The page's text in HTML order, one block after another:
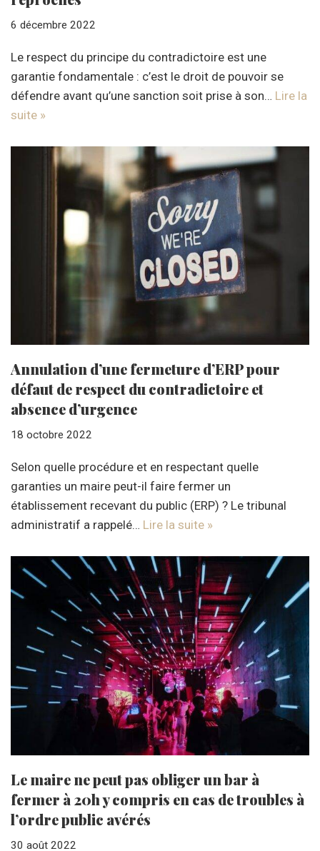
6 décembre 2022
Le respect du principe du contradictoire est une
garantie fondamentale : c’est le droit de pouvoir se
défendre avant qu’une sanction soit prise à son… Lire la
suite »
Annulation d’une fermeture d’ERP pour
défaut de respect du contradictoire et
absence d’urgence
18 octobre 2022
Selon quelle procédure et en respectant quelle
garanties un maire peut-il faire fermer un
établissement recevant du public (ERP) ? Le tribunal
administratif a rappelé… Lire la suite »
Le maire ne peut pas obliger un bar à
fermer à 20h y compris en cas de troubles à
l’ordre public avérés
30 août 2022